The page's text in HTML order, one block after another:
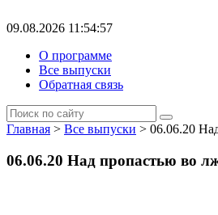
09.08.2026 11:54:57
О программе
Все выпуски
Обратная связь
Главная > Все выпуски > 06.06.20
06.06.20 Над пропастью во